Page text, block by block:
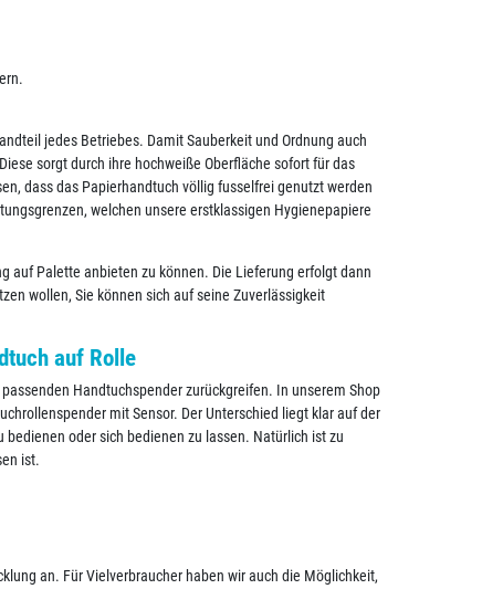
jedes Betriebes. Damit Sauberkeit und Ordnung auch
sorgt durch ihre hochweiße Oberfläche sofort für das
dass das Papierhandtuch völlig fusselfrei genutzt werden
welchen unsere erstklassigen Hygienepapiere
auf Palette anbieten zu können. Die Lieferung erfolgt dann
wollen, Sie können sich auf seine Zuverlässigkeit
auf Rolle
Handtuchspender zurückgreifen. In unserem Shop
mit Sensor. Der Unterschied liegt klar auf der
oder sich bedienen zu lassen. Natürlich ist zu
ist.
an. Für Vielverbraucher haben wir auch die Möglichkeit,